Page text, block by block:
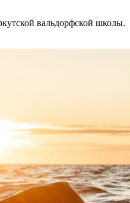
вальдорфской школы.